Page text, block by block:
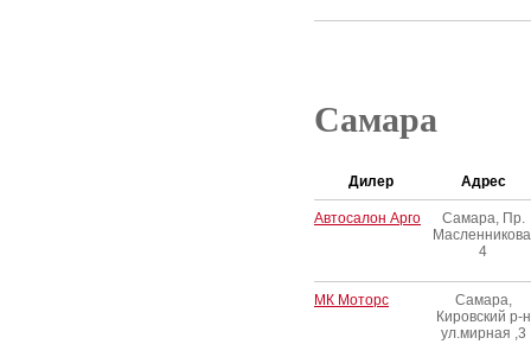
Самара
Дилер Адрес
Автосалон Арго
Самара, Пр.
4
МК Моторс
Самара,
Кировский р-н
ул.мирная ,3